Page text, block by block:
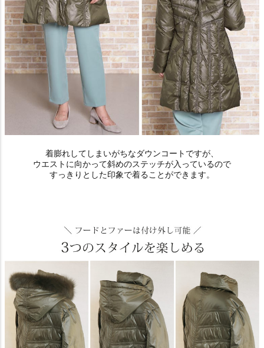
着膨れしてしまいがちなダウンコートですが、
ウエストに向かって斜めのステッチが入っているので
すっきりとした印象で着ることができます。